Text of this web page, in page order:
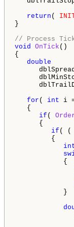
return (
}
// Process
void
OnTick ()
{
double
for ( int i
{
if (
{
if ( (
{
{
}